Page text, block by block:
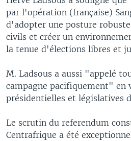
par l'opération (française)
d'adopter une posture
civils et créer un
la tenue d'élections libres et
M. Ladsous a aussi "appelé
campagne pacifiquement" en
présidentielles et législatives
Le scrutin du referendum
Centrafrique a été